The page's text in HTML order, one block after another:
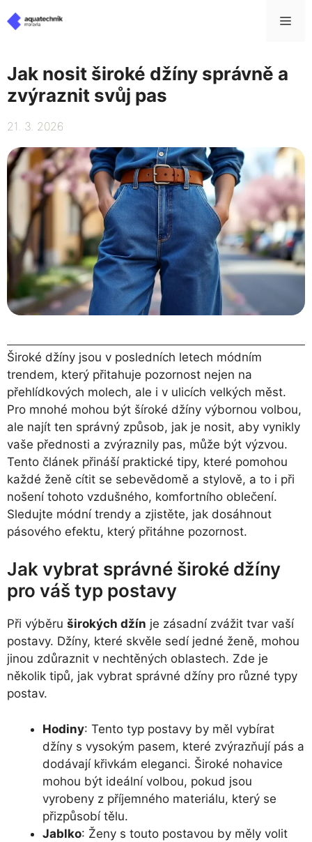
na
Jak nosit široké džíny správně a
zvýraznit svůj pas
21. 3. 2026
Široké džíny jsou v posledních letech módním
trendem, který přitahuje pozornost nejen na
přehlídkových molech, ale i v ulicích velkých měst.
Pro mnohé mohou být šíroké džíny výbornou volbou,
ale najít ten správný způsob, jak je nosit, aby vynikly
vaše přednosti a zvýraznily pas, může být výzvou.
Tento článek přináší praktické tipy, které pomohou
každé ženě cítit se sebevědomě a stylově, a to i při
nošení tohoto vzdušného, komfortního oblečení.
Sledujte módní trendy a zjistěte, jak dosáhnout
pásového efektu, který přitáhne pozornost.
Jak vybrat správné široké džíny
pro váš typ postavy
Při výběru širokých džín je zásadní zvážit tvar vaší
postavy. Džíny, které skvěle sedí jedné ženě, mohou
jinou zdůraznit v nechtěných oblastech. Zde je
několik tipů, jak vybrat správné džíny pro různé typy
postav.
Hodiny: Tento typ postavy by měl vybírat
džíny s vysokým pasem, které zvýrazňují pás a
dodávají křivkám eleganci. Široké nohavice
mohou být ideální volbou, pokud jsou
vyrobeny z příjemného materiálu, který se
přizpůsobí tělu.
Jablko: Ženy s touto postavou by měly volit